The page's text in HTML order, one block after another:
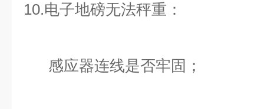
10.电子地磅无法秤重：
感应器连线是否牢固；